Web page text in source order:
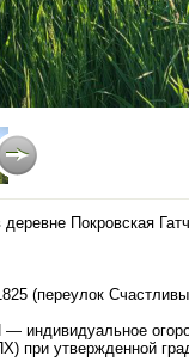
Покровская
(переулок
— индивидуальное
при утвержденной